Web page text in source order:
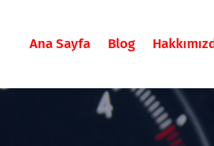
Ana Sayfa Blog